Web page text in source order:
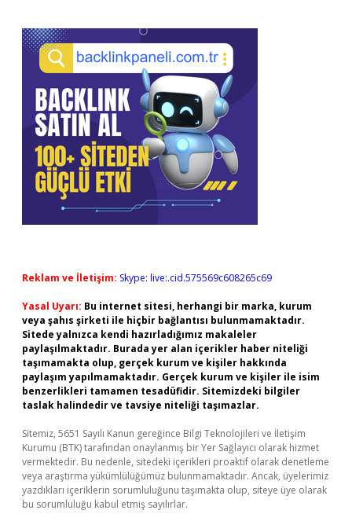
Reklam ve İletişim: Skype: live:.cid.575569c608265c69
Yasal Uyarı: Bu internet sitesi, herhangi bir marka, kurum
veya şahıs şirketi ile hiçbir bağlantısı bulunmamaktadır.
Sitede yalnızca kendi hazırladığımız makaleler
paylaşılmaktadır. Burada yer alan içerikler haber niteliği
taşımamakta olup, gerçek kurum ve kişiler hakkında
paylaşım yapılmamaktadır. Gerçek kurum ve kişiler ile isim
benzerlikleri tamamen tesadüfidir. Sitemizdeki bilgiler
taslak halindedir ve tavsiye niteliği taşımazlar.
Sitemiz, 5651 Sayılı Kanun gereğince Bilgi Teknolojileri ve İletişim
Kurumu (BTK) tarafından onaylanmış bir Yer Sağlayıcı olarak hizmet
vermektedir. Bu nedenle, sitedeki içerikleri proaktif olarak denetleme
veya araştırma yükümlülüğümüz bulunmamaktadır. Ancak, üyelerimiz
yazdıkları içeriklerin sorumluluğunu taşımakta olup, siteye üye olarak
bu sorumluluğu kabul etmiş sayılırlar.